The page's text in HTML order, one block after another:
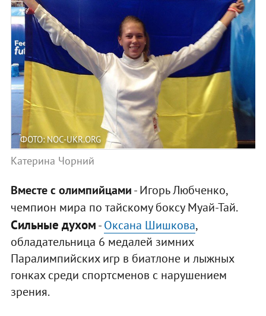
ФОТО: NOC-UKR.ORG
Катерина Чорний
Вместе с олимпийцами- Игорь Любченко,
чемпион мира по тайскому боксу Муай-Тай.
Сильные духом-Оксана Шишкова,
обладательница 6 медалей зимних
Паралимпийских игр в биатлоне и лыжных
гонках среди спортсменов с нарушением
зрения.